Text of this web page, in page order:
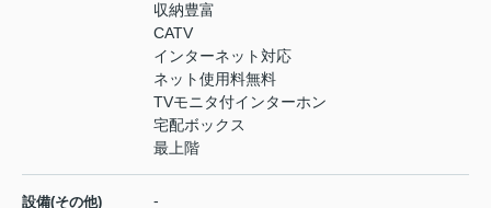
収納豊富
CATV
インターネット対応
ネット使用料無料
TVモニタ付インターホン
宅配ボックス
最上階
設備(その他) -